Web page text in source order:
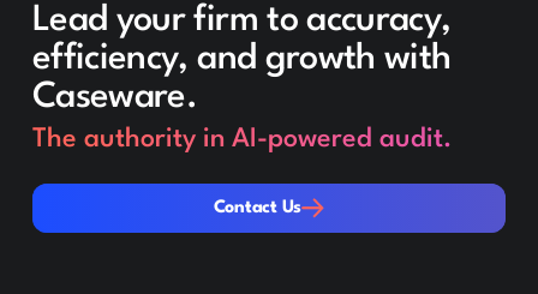
Lead your firm to accuracy,
efficiency, and growth with
Caseware.
The authority in AI-powered audit.
Contact Us
Contact Us